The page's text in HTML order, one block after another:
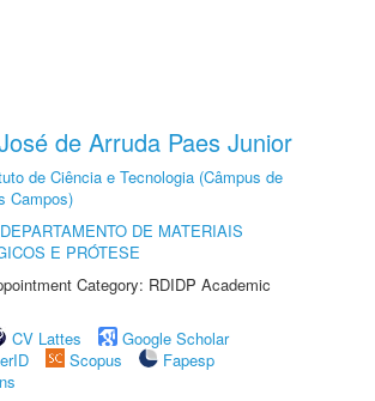
de Arruda Paes Junior
de Ciência e Tecnologia (Câmpus de
Campos)
DEPARTAMENTO DE MATERIAIS
E PRÓTESE
Category: RDIDP Academic
CV Lattes
Google Scholar
Scopus
Fapesp